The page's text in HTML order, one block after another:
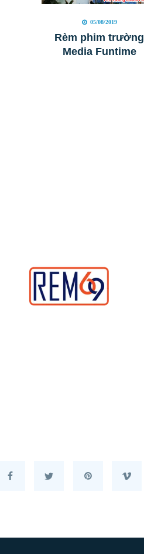
05/08/2019
Rèm phim trường
Media Funtime